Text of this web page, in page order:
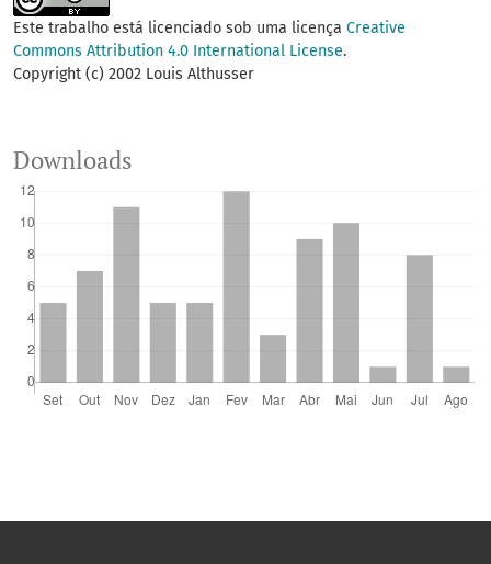
Este trabalho está licenciado sob uma licença Creative
Commons Attribution 4.0 International License.
Copyright (c) 2002 Louis Althusser
Downloads